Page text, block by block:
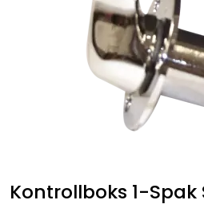
Kontrollboks 1-Spak
Nyheter